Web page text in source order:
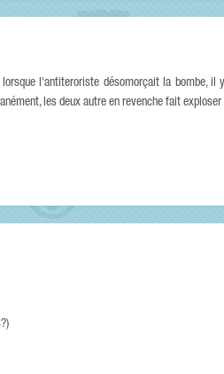
l'antiteroriste désomorçait la bombe,
les deux autre en revenche fait exploser